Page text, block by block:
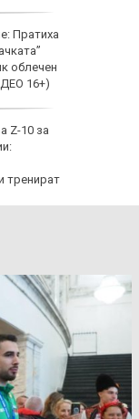
Пратиха
облечен
16+)
Z-10 за
тренират